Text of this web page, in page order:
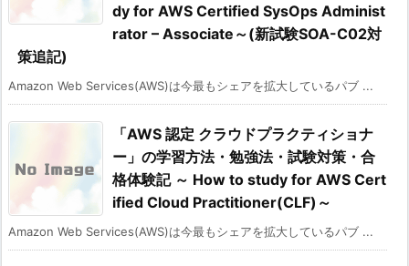
dy for AWS Certified SysOps Administ
rator – Associate～(新試験SOA-C02対
策追記)
Amazon Web Services(AWS)は今最もシェアを拡大しているパブ ...
「AWS 認定 クラウドプラクティショナ
ー」の学習方法・勉強法・試験対策・合
格体験記 ～ How to study for AWS Cert
ified Cloud Practitioner(CLF)～
Amazon Web Services(AWS)は今最もシェアを拡大しているパブ ...